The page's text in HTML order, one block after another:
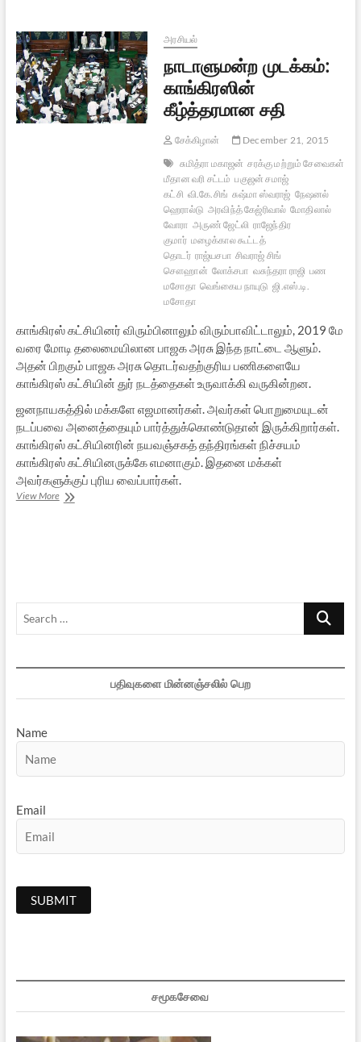
அரசியல்
நாடாளுமன்ற முடக்கம்:
காங்கிரஸின்
கீழ்த்தரமான சதி
சேக்கிழான்
December 21, 2015
சுமித்ரா மகாஜன் சரக்கு மற்றும் சேவைகள்
மீதான வரி சட்டம் பகுஜன் சமாஜ்
கட்சி வி.கே.சிங் சுஷ்மா ஸ்வராஜ் நேஷனல்
ஹெரால்டு அரவிந்த் கேஜ்ரிவால் மோதிலால்
வோரா அருண் ஜேட்லி ராஜேந்திர
குமார் மழைக்கால கூட்டத்
தொடர் ராஜ்யசபா சிவராஜ் சிங்
சௌஹான் லோக்சபா வசுந்தரா ராஜி பண
மசோதா வெங்கைய நாயுடு ஜி.எஸ்.டி.
மசோதா
காங்கிரஸ் கட்சியினர் விரும்பினாலும் விரும்பாவிட்டாலும், 2019 மே
வரை மோடி தலைமையிலான பாஜக அரசு இந்த நாட்டை ஆளும்.
அதன் பிறகும் பாஜக அரசு தொடர்வதற்குரிய பணிகளையே
காங்கிரஸ் கட்சியின் துர் நடத்தைகள் உருவாக்கி வருகின்றன.
ஜனநாயகத்தில் மக்களே எஜமானர்கள். அவர்கள் பொறுமையுடன்
நடப்பவை அனைத்தையும் பார்த்துக்கொண்டுதான் இருக்கிறார்கள்.
காங்கிரஸ் கட்சியினரின் நயவஞ்சகத் தந்திரங்கள் நிச்சயம்
காங்கிரஸ் கட்சியினருக்கே எமனாகும். இதனை மக்கள்
அவர்களுக்குப் புரிய வைப்பார்கள்.
View Moreநாடாளுமன்ற
Search
பதிவுகளை மின்னஞ்சலில் பெற
Name
Email
சமூகசேவை